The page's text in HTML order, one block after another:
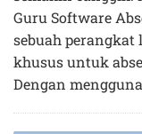
Guru Software
sebuah
khusus untuk
Dengan